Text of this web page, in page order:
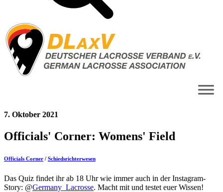
7. Oktober 2021
Officials' Corner: Womens' Field
Officials Corner / Schiedsrichterwesen
Das Quiz findet ihr ab 18 Uhr wie immer auch in der Instagram-
Story: @Germany_Lacrosse. Macht mit und testet euer Wissen!